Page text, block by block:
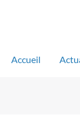
Accueil